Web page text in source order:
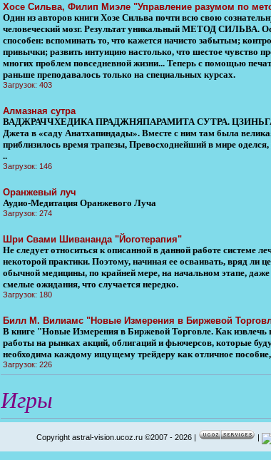
Xосе Сильва, Филип Миэле "Управление разумом по
Один из авторов книги Хозе Сильва почти всю свою
человеческий мозг. Результат уникальный МЕТОД СИЛЬВА.
способен: вспоминать то, что кажется начисто забытым;
привычки; развить интуицию настолько, что шестое чувство
многих проблем повседневной жизни... Теперь с помощью
раньше преподавалось только на специальных курсах.
Загрузок: 403
Алмазная сутра
ВАДЖРАЧЧХЕДИКА ПРАДЖНЯПАРАМИТА СУТРА.
Джета в «саду Анатхапиндады». Вместе с ним там была
приблизилось время трапезы, Превосходнейший в мире
..
Загрузок: 146
Оранжевый луч
Аудио-Медитация Оранжевого Луча
Загрузок: 274
Шри Свами Шивананда "Йоготерапия"
Не следует относиться к описанной в данной работе системе
некоторой практики. Поэтому, начиная ее осваивать, вряд ли
обычной медицины, по крайней мере, на начальном этапе,
смелые ожидания, что случается нередко.
Загрузок: 180
Билл М. Вилиамс "Новые Измерения в Биржевой
В книге "Новые Измерения в Биржевой Торговле. Как извлечь
работы на рынках акций, облигаций и фьючерсов, которые
необходима каждому ищущему трейдеру как отличное
Загрузок: 226
Игры
Copyright astral-vision.ucoz.ru ©2007 - 2026 | |